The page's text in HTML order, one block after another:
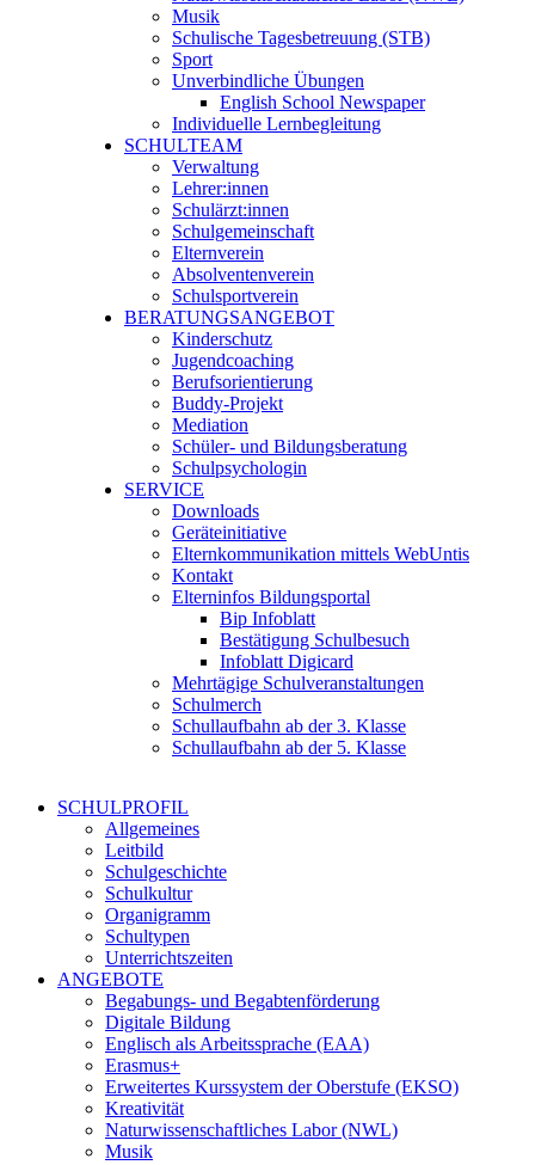
Musik
Schulische Tagesbetreuung (STB)
Sport
Unverbindliche Übungen
English School Newspaper
Individuelle Lernbegleitung
SCHULTEAM
Verwaltung
Lehrer:innen
Schulärzt:innen
Schulgemeinschaft
Elternverein
Absolventenverein
Schulsportverein
BERATUNGSANGEBOT
Kinderschutz
Jugendcoaching
Berufsorientierung
Buddy-Projekt
Mediation
Schüler- und Bildungsberatung
Schulpsychologin
SERVICE
Downloads
Geräteinitiative
Elternkommunikation mittels WebUntis
Kontakt
Elterninfos Bildungsportal
Bip Infoblatt
Bestätigung Schulbesuch
Infoblatt Digicard
Mehrtägige Schulveranstaltungen
Schulmerch
Schullaufbahn ab der 3. Klasse
Schullaufbahn ab der 5. Klasse
SCHULPROFIL
Allgemeines
Leitbild
Schulgeschichte
Schulkultur
Organigramm
Schultypen
Unterrichtszeiten
ANGEBOTE
Begabungs- und Begabtenförderung
Digitale Bildung
Englisch als Arbeitssprache (EAA)
Erasmus+
Erweitertes Kurssystem der Oberstufe (EKSO)
Kreativität
Naturwissenschaftliches Labor (NWL)
Musik